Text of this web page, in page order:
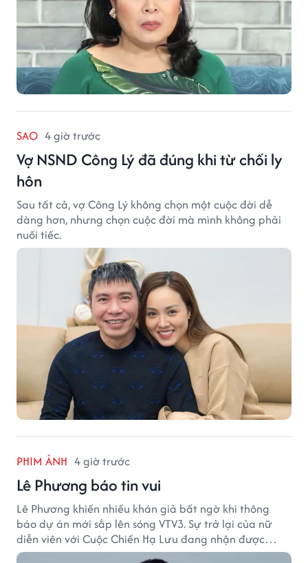
SAO 4 giờ trước
Vợ NSND Công Lý đã đúng khi từ chối ly
hôn
Sau tất cả, vợ Công Lý không chọn một cuộc đời dễ
dàng hơn, nhưng chọn cuộc đời mà mình không phải
nuối tiếc.
PHIM ẢNH 4 giờ trước
Lê Phương báo tin vui
Lê Phương khiến nhiều khán giả bất ngờ khi thông
báo dự án mới sắp lên sóng VTV3. Sự trở lại của nữ
diễn viên với Cuộc Chiến Hạ Lưu đang nhận được
nhiều sự quan tâm.